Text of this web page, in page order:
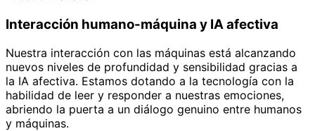
Interacción humano-máquina y IA afectiva
Nuestra interacción con las máquinas está alcanzando
nuevos niveles de profundidad y sensibilidad gracias a
la IA afectiva. Estamos dotando a la tecnología con la
habilidad de leer y responder a nuestras emociones,
abriendo la puerta a un diálogo genuino entre humanos
y máquinas.